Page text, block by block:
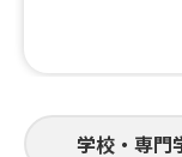
学校・専門